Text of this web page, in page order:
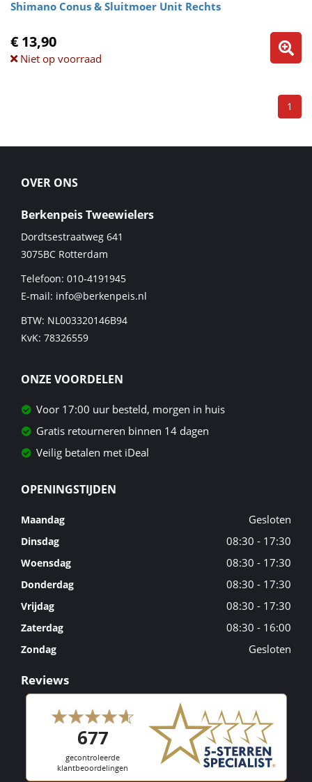
Shimano Conus & Sluitmoer Unit Rechts
€ 13,90
Niet op voorraad
1
OVER ONS
Berkenpeis Tweewielers
Dordtsestraatweg 641
3075BC Rotterdam
Telefoon: 010-4191945
E-mail: info@berkenpeis.nl
BTW: NL003320146B94
KvK: 78326559
ONZE VOORDELEN
Voor 17:00 uur besteld, morgen in huis
Gratis retourneren binnen 14 dagen
Veilig betalen met iDeal
OPENINGSTIJDEN
Maandag Gesloten
Dinsdag 08:30 - 17:30
Woensdag 08:30 - 17:30
Donderdag 08:30 - 17:30
Vrijdag 08:30 - 17:30
Zaterdag 08:30 - 16:00
Zondag Gesloten
Reviews